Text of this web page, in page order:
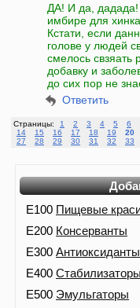
ДА! И да,
имбире для
Кстати, если
голове у людей
смелось
добавку и
до сих пор не
Ответить
Страницы: 1 2 3 4 5 6
14
15 16 17 18 19 20
27
28 29 30 31 32 33
E100 Пищевые
E200 Консерванты
E300 Антиоксиданты
E400 Стабилизаторы
E500 Эмульгаторы